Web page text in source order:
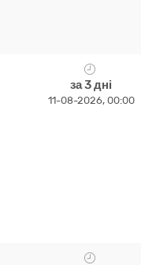
за 3 дні
11-08-2026, 00:00